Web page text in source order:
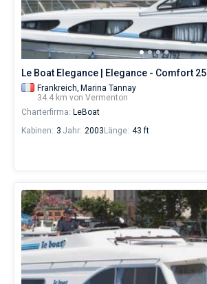
Le Boat Elegance | Elegance - Comfort 25
Frankreich, Marina Tannay
34.4 km von Vermenton
Charterfirma: LeBoat
Kabinen: 3 Jahr: 2003 Länge: 43 ft